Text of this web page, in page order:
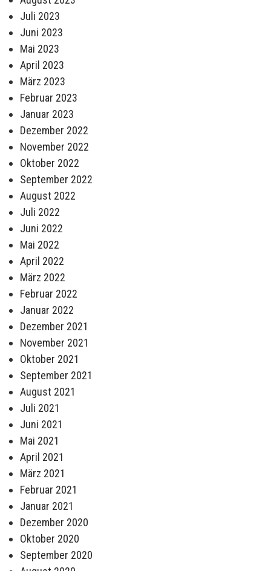
Juli 2023
Juni 2023
Mai 2023
April 2023
März 2023
Februar 2023
Januar 2023
Dezember 2022
November 2022
Oktober 2022
September 2022
August 2022
Juli 2022
Juni 2022
Mai 2022
April 2022
März 2022
Februar 2022
Januar 2022
Dezember 2021
November 2021
Oktober 2021
September 2021
August 2021
Juli 2021
Juni 2021
Mai 2021
April 2021
März 2021
Februar 2021
Januar 2021
Dezember 2020
Oktober 2020
September 2020